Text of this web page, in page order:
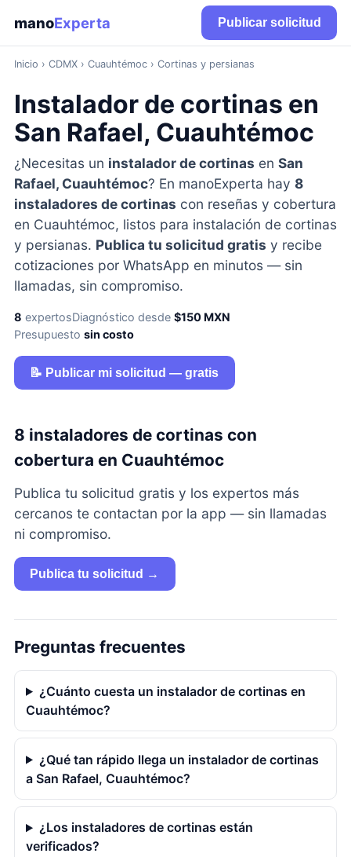
manoExperta Publicar solicitud
Inicio › CDMX› Cuauhtémoc › Cortinas y persianas
Instalador de cortinas en
San Rafael, Cuauhtémoc
¿Necesitas un instalador de cortinas en San
Rafael, Cuauhtémoc? En manoExperta hay 8
instaladores de cortinas con reseñas y cobertura
en Cuauhtémoc, listos para instalación de cortinas
y persianas. Publica tu solicitud gratis y recibe
cotizaciones por WhatsApp en minutos — sin
llamadas, sin compromiso.
8 expertosDiagnóstico desde $150 MXN
Presupuesto sin costo
📝 Publicar mi solicitud — gratis
8 instaladores de cortinas con
cobertura en Cuauhtémoc
Publica tu solicitud gratis y los expertos más
cercanos te contactan por la app — sin llamadas
ni compromiso.
Publica tu solicitud →
Preguntas frecuentes
¿Cuánto cuesta un instalador de cortinas en
Cuauhtémoc?
¿Qué tan rápido llega un instalador de cortinas
a San Rafael, Cuauhtémoc?
¿Los instaladores de cortinas están
verificados?